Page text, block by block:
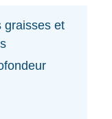
graisses et